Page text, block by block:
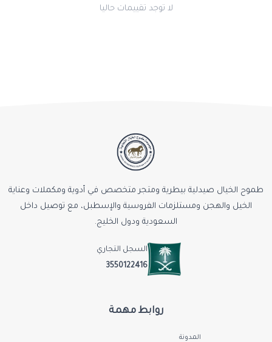
لا توجد تقييمات حاليا
روابط مهمة
المدونة
طموح الخيال صيدلية بيطرية ومتجر متخصص في أدوية ومكملات وعناية
الخيل والهجن ومستلزمات الفروسية والإسطبل، مع توصيل داخل
السعودية ودول الخليج.
السجل التجاري
3550122416